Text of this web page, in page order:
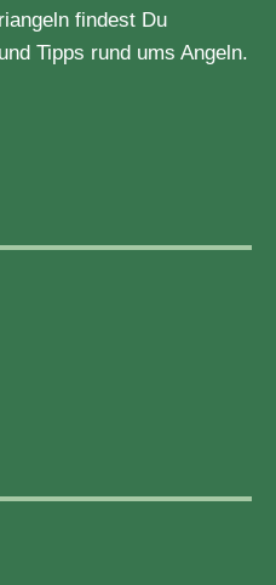
findest Du
Tipps rund ums Angeln.